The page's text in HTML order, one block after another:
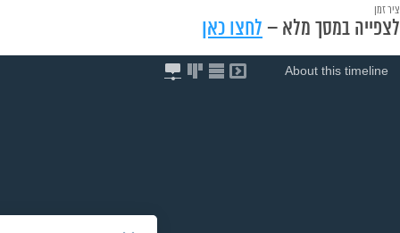
ציר זמן
לצפייה במסך מלא – לחצו כאן